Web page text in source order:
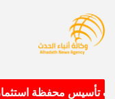
تأسيس محفظة